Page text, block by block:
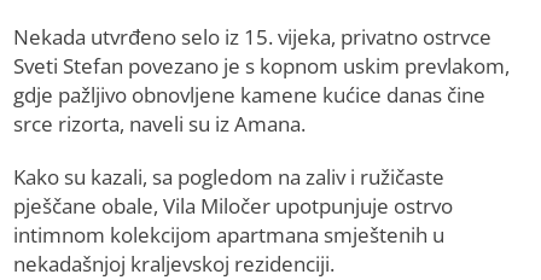
Nekada utvrđeno selo iz 15. vijeka, privatno ostrvce
Sveti Stefan povezano je s kopnom uskim prevlakom,
gdje pažljivo obnovljene kamene kućice danas čine
srce rizorta, naveli su iz Amana.
Kako su kazali, sa pogledom na zaliv i ružičaste
pješčane obale, Vila Miločer upotpunjuje ostrvo
intimnom kolekcijom apartmana smještenih u
nekadašnjoj kraljevskoj rezidenciji.